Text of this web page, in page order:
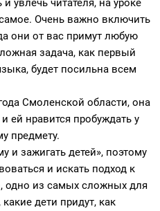
увлечь читателя, на уроке
Очень важно включить
они от вас примут любую
задача, как первый
будет посильна всем
Смоленской области, она
ей нравится пробуждать у
предмету.
и зажигать детей», поэтому
и искать подход к
одно из самых сложных для
дети придут, как